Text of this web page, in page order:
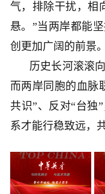
气，排除干扰，相
悬。”当两岸都能
创更加广阔的前景。
历史长河滚滚
而两岸同胞的血脉
共识”、反对“台独
系才能行稳致远，